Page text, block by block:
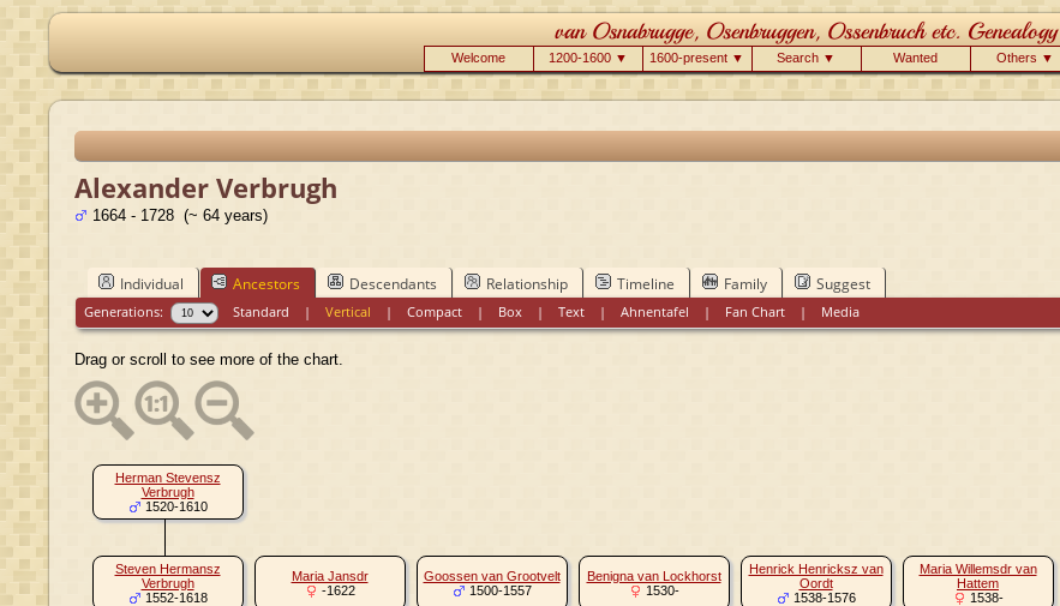
Welcome 1200-1600 ▼ 1600-present ▼ Search ▼ Wanted Others ▼
Alexander Verbrugh
1664 - 1728 (~ 64 years)
Individual Ancestors Descendants Relationship Timeline Family Suggest
Generations: Standard |Vertical |Compact | Box |Text |Ahnentafel | Fan Chart | Media
Drag or scroll to see more of the chart.
Herman Stevensz
Verbrugh
1520-1610
Steven Hermansz
Verbrugh
1552-1618
Maria Jansdr
-1622
Goossen van Grootvelt
1500-1557
Benigna van Lockhorst
1530-
Henrick Henricksz van
Oordt
1538-1576
Maria Willemsdr van
Hattem
1538-